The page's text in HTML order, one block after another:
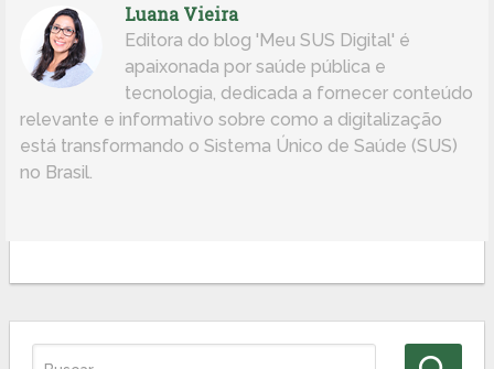
Luana Vieira
Editora do blog 'Meu SUS Digital' é
apaixonada por saúde pública e
tecnologia, dedicada a fornecer conteúdo
relevante e informativo sobre como a digitalização
está transformando o Sistema Único de Saúde (SUS)
no Brasil.